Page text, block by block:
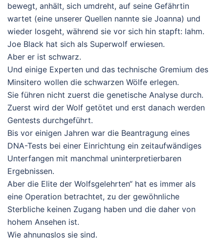
bewegt, anhält, sich umdreht, auf seine Gefährtin
wartet (eine unserer Quellen nannte sie Joanna) und
wieder losgeht, während sie vor sich hin stapft: lahm.
Joe Black hat sich als Superwolf erwiesen.
Aber er ist schwarz.
Und einige Experten und das technische Gremium des
Minsitero wollen die schwarzen Wölfe erlegen.
Sie führen nicht zuerst die genetische Analyse durch.
Zuerst wird der Wolf getötet und erst danach werden
Gentests durchgeführt.
Bis vor einigen Jahren war die Beantragung eines
DNA-Tests bei einer Einrichtung ein zeitaufwändiges
Unterfangen mit manchmal uninterpretierbaren
Ergebnissen.
Aber die Elite der Wolfsgelehrten“ hat es immer als
eine Operation betrachtet, zu der gewöhnliche
Sterbliche keinen Zugang haben und die daher von
hohem Ansehen ist.
Wie ahnungslos sie sind.